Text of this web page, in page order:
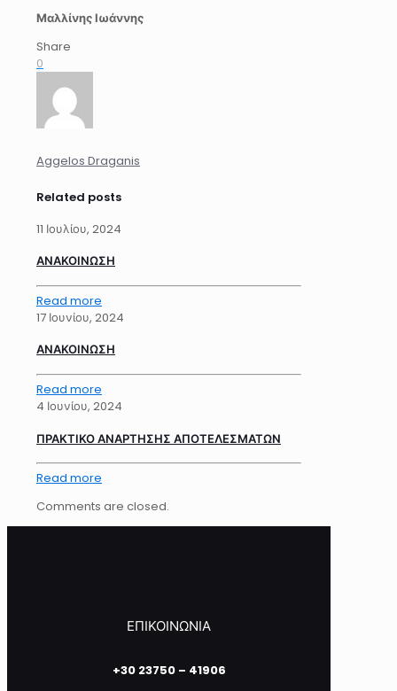
Μαλλίνης Ιωάννης
Share
0
Aggelos Draganis
Related posts
11 Ιουλίου, 2024
ΑΝΑΚΟΙΝΩΣΗ
Read more
17 Ιουνίου, 2024
ΑΝΑΚΟΙΝΩΣΗ
Read more
4 Ιουνίου, 2024
ΠΡΑΚΤΙΚΟ ΑΝΑΡΤΗΣΗΣ ΑΠΟΤΕΛΕΣΜΑΤΩΝ
Read more
Comments are closed.
ΕΠΙΚΟΙΝΩΝΙΑ
+30 23750 – 41906